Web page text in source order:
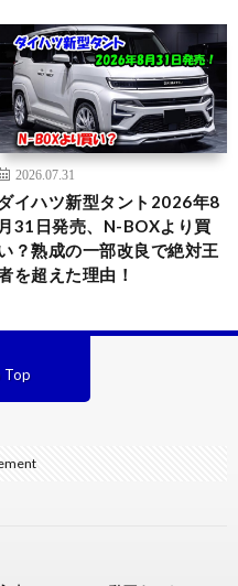
2026.07.31
イハツ新型タント2026年8
月31日発売、N-BOXより買
？熟成の一部改良で絶対王
を超えた理由！
Top